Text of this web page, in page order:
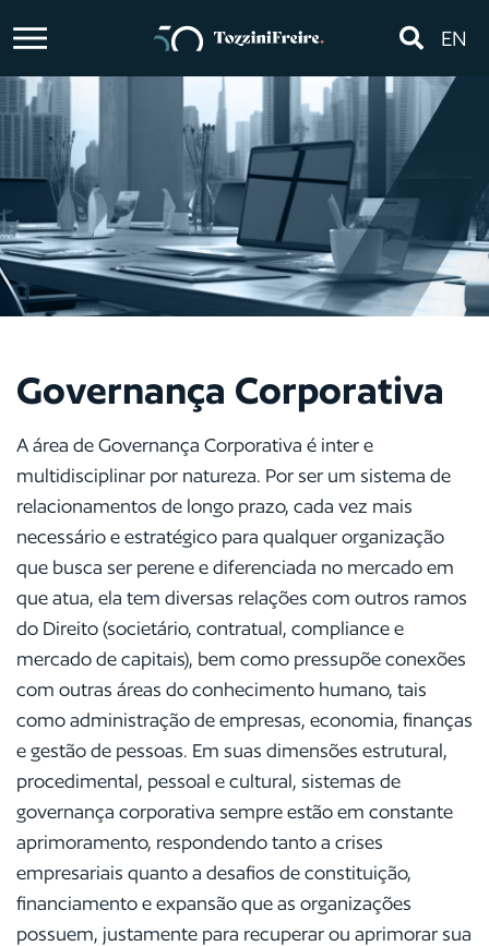
EN
Governança Corporativa
A área de Governança Corporativa é inter e
multidisciplinar por natureza. Por ser um sistema de
relacionamentos de longo prazo, cada vez mais
necessário e estratégico para qualquer organização
que busca ser perene e diferenciada no mercado em
que atua, ela tem diversas relações com outros ramos
do Direito (societário, contratual, compliance e
mercado de capitais), bem como pressupõe conexões
com outras áreas do conhecimento humano, tais
como administração de empresas, economia, finanças
e gestão de pessoas. Em suas dimensões estrutural,
procedimental, pessoal e cultural, sistemas de
governança corporativa sempre estão em constante
aprimoramento, respondendo tanto a crises
empresariais quanto a desafios de constituição,
financiamento e expansão que as organizações
possuem, justamente para recuperar ou aprimorar sua